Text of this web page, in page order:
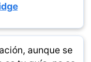
aunque se